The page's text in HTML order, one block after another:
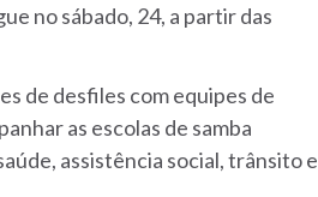
no sábado, 24, a partir das
de desfiles com equipes de
as escolas de samba
assistência social, trânsito e